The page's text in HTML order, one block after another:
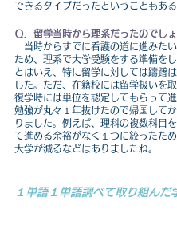
できるタイプだったということもある
Ｑ．留学当時から理系だったのでしょ
当時からすでに看護の道に進みた
ため、理系で大学受験をする準備をし
とはいえ、特に留学に対しては躊躇
した。ただ、在籍校には留学扱いを取
復学時には単位を認定してもらって進
勉強が丸々１年抜けたので帰国して
りました。例えば、理科の複数科目
て進める余裕がなく１つに絞ったた
大学が減るなどはありましたね。
１単語１単語調べて取り組んだ